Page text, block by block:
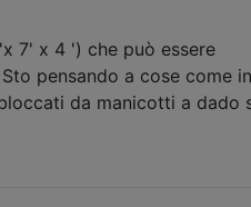
7' x 4 ') che può essere
pensando a cose come
da manicotti a dado